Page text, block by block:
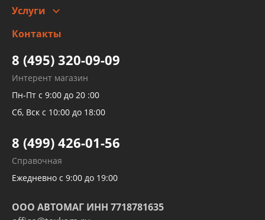
Заправка кондиционера авто
Детейлинг
Услуги
высокого давления
Тормозных трубок
Рукавов гидроусилителей
Рукавов компрессоров и турбин
Трубок кондиционеров
Развертка пайка медных стальных
алюминиевых трубок и штуцеров
Контакты
8 (495) 320-09-09
Интерент магазин
Пн-Пт с 9:00 до 20 :00
Сб, Вск с 10:00 до 18:00
8 (499) 426-01-56
Справочная
Ежедневно с 9:00 до 19:00
ООО АВТОМАГ ИНН 7718781635